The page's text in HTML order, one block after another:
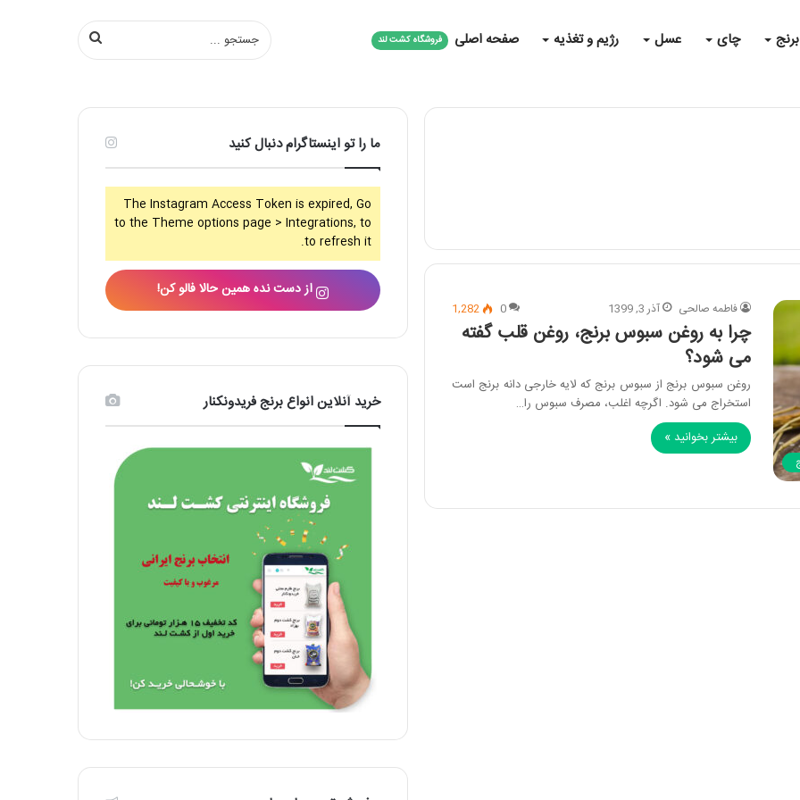
چای عسل رژیم و تغذیه صفحه اصلی فروشگاه کشت لند جستجو
فاطمه صالحی آذر 3, 1399 0
1,282
چرا به روغن سبوس برنج، روغن قلب گفته
می شود؟
روغن سبوس برنج از سبوس برنج که لایه خارجی دانه برنج است
استخراج می شود. اگرچه اغلب، مصرف سبوس را…
بیشتر بخوانید »
ما را تو اینستاگرام دنبال کنید
The Instagram Access Token is expired, Go
to the Theme options page > Integrations, to
to refresh it.
از دست نده همین حالا فالو کن!
خرید آنلاین انواع برنج فریدونکنار